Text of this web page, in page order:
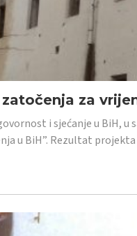
za
i sjećanje u BiH,
u BiH”. Rezultat